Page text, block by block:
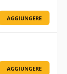
AGGIUNGERE
AGGIUNGERE